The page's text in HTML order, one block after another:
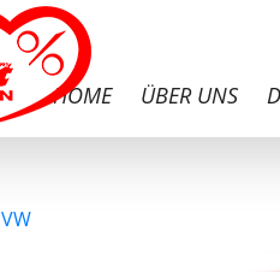
HOME ÜBER UNS
VW